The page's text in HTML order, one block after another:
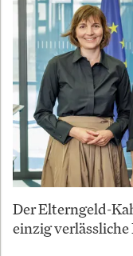
Der Elterngeld-
einzig